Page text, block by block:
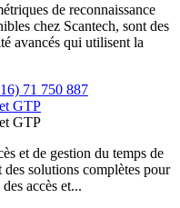
de reconnaissance
chez Scantech, sont des
avancés qui utilisent la
71 750 887
GTP
GTP
et de gestion du temps de
solutions complètes pour
accès et...